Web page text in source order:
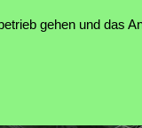
gehen und das